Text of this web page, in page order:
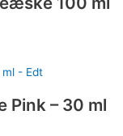
Pink – 30 ml